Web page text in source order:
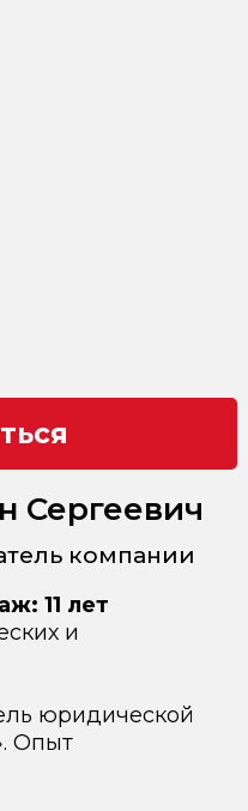
Сергеевич
компании
11 лет
и
юридической
Опыт